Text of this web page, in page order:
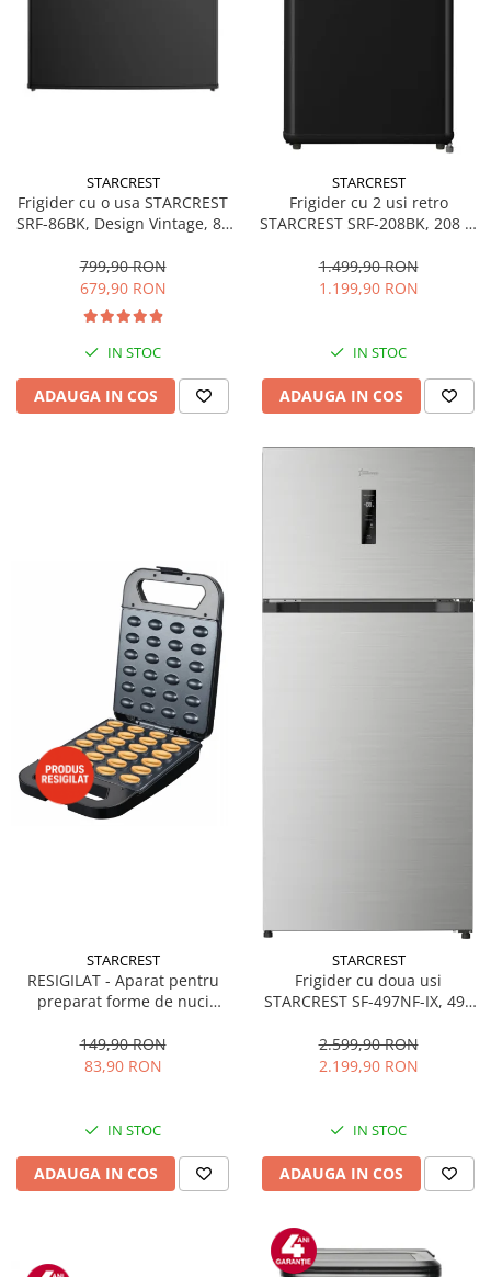
STARCREST
Frigider cu o usa STARCREST
SRF-86BK, Design Vintage, 85
interioara, H 84 cm, Negru
799,90 RON
679,90 RON
IN STOC
ADAUGA IN COS
STARCREST
Frigider cu 2 usi retro
STARCREST SRF-208BK, 208 L,
Iluminare LED, Termostat
Reglabil, H 147 cm, Negru
1.499,90 RON
1.199,90 RON
IN STOC
ADAUGA IN COS
STARCREST
RESIGILAT - Aparat pentru
preparat forme de nuci
forme, 1400W, Indicator
luminos, Placi antiaderente,
149,90 RON
83,90 RON
IN STOC
ADAUGA IN COS
STARCREST
Frigider cu doua usi
STARCREST SF-497NF-IX, 497
Inverter, Clasa E, Display,
Functie super racire, Blocare
2.599,90 RON
2.199,90 RON
IN STOC
ADAUGA IN COS